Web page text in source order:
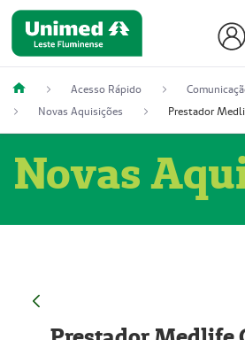
Acesso Rápido
Novas Aquisições
Novas